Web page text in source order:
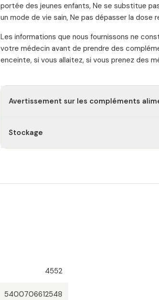
portée des jeunes enfants, Ne se substitue
un mode de vie sain, Ne pas dépasser la dose
Les informations que nous fournissons ne
votre médecin avant de prendre des
enceinte, si vous allaitez, si vous prenez des
Avertissement sur les compléments
Stockage
4552
5400706612548